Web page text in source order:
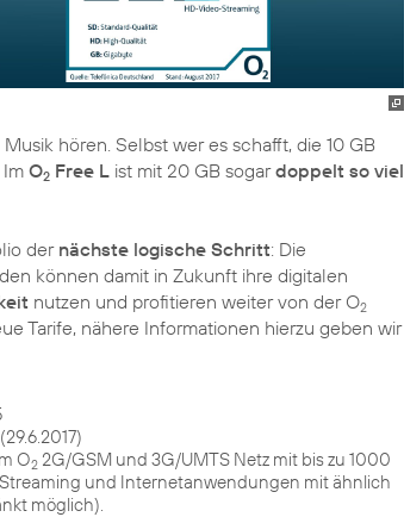
hören. Selbst wer es schafft, die 10 GB
O2 Free L ist mit 20 GB sogardoppelt so viel
der nächste logische Schritt: Die
können damit in Zukunft ihre digitalen
nutzen und profitieren weiter von der O2
Tarife, nähere Informationen hierzu geben wir
O2 2G/GSM und 3G/UMTS Netz mit bis zu 1000
und Internetanwendungen mit ähnlich
möglich).